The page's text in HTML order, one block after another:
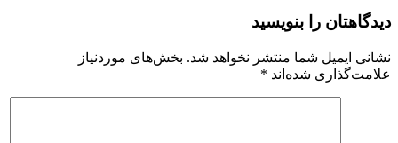
دیدگاهتان را بنویسید
نشانی ایمیل شما منتشر نخواهد شد. بخش‌های موردنیاز
علامت‌گذاری شده‌اند *